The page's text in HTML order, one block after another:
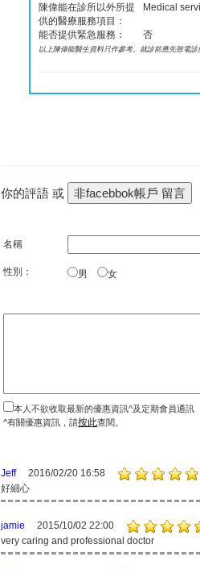
陳偉能在診所以外所提
供的醫療服務項目：
Medical
能否提供緊急服務： 否
以上陳偉能醫生資料只作參考。就診前應先致電
你的評語 或
名稱
性別： 男 女
本人不欲收取最新的優惠資訊^及定期會員通訊
^有關優惠資訊，請按此查閱。
Jeff
2016/02/20 16:58
好細心
jamie
2015/10/02 22:00
very caring and professional doctor